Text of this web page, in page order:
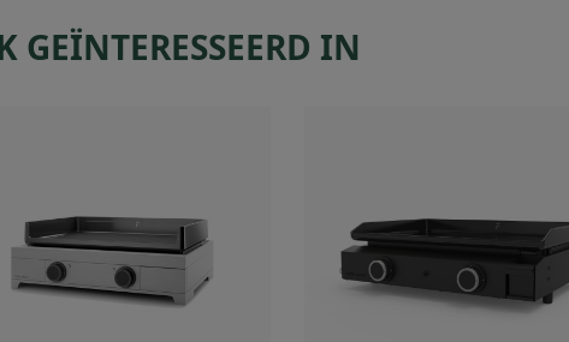
GEÏNTERESSEERD IN